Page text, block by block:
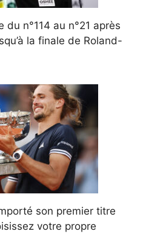
du n°114 au n°21 après
la finale de Roland-
son premier titre
votre propre